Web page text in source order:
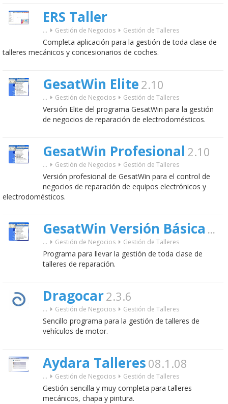
ERS Taller
... Gestión de Negocios Gestión de Talleres
Completa aplicación para la gestión de toda clase de
talleres mecánicos y concesionarios de coches.
GesatWin Elite 2.10
... Gestión de Negocios Gestión de Talleres
Versión Elite del programa GesatWin para la gestión
de negocios de reparación de electrodomésticos.
GesatWin Profesional 2.10
... Gestión de Negocios Gestión de Talleres
Versión profesional de GesatWin para el control de
negocios de reparación de equipos electrónicos y
electrodomésticos.
GesatWin Versión Básica
... Gestión de Negocios Gestión de Talleres
Programa para llevar la gestión de toda clase de
talleres de reparación.
Dragocar2.3.6
... Gestión de Negocios Gestión de Talleres
Sencillo programa para la gestión de talleres de
vehículos de motor.
Aydara Talleres 08.1.08
... Gestión de Negocios Gestión de Talleres
Gestión sencilla y muy completa para talleres
mecánicos, chapa y pintura.